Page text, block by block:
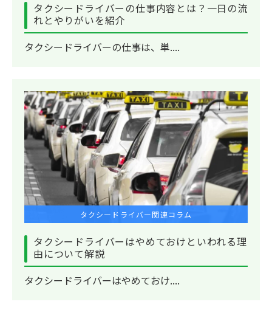
タクシードライバーの仕事内容とは？一日の流
れとやりがいを紹介
タクシードライバーの仕事は、単....
タクシードライバー関連コラム
タクシードライバーはやめておけといわれる理
由について解説
タクシードライバーはやめておけ....